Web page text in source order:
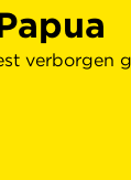
verborgen